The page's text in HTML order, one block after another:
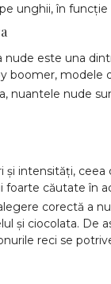
unghii, în funcție
este una
boomer, modele
nuantele nude
intensități,
căutate în
corectă a
și ciocolata. De
reci se